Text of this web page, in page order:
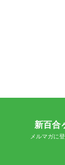
新百合
メルマガに